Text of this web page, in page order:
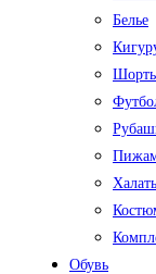
Белье
Обувь